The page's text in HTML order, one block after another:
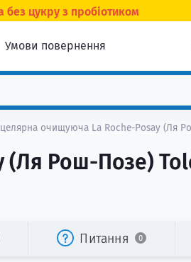
без цукру з пробіотиком
Умови повернення
очищуюча La Roche-Posay (Ля
Рош-Позе)
Питання 0